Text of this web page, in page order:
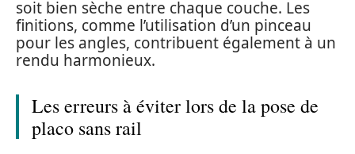
soit bien sèche entre chaque couche. Les
finitions, comme l’utilisation d’un pinceau
pour les angles, contribuent également à un
rendu harmonieux.
Les erreurs à éviter lors de la pose de
placo sans rail